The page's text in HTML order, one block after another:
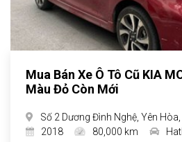
Mua Bán Xe Ô Tô Cũ KIA
Màu Đỏ Còn Mới
Số 2 Dương Đình Nghệ, Yên
2018
80,000 km